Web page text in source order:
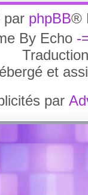
par phpBB®
By Echo -
et
par